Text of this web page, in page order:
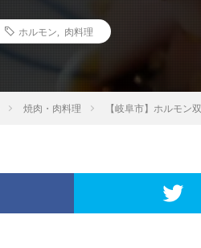
ホルモン 肉料理
焼肉・肉料理 【岐阜市】ホルモン